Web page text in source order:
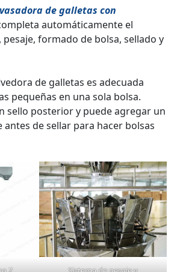
de galletas con
automáticamente el
formado de bolsa, sellado y
de galletas es adecuada
pequeñas en una sola bolsa.
sello posterior y puede agregar un
de sellar para hacer bolsas